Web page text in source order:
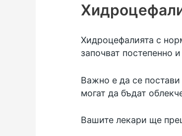
Хидроцефалията с
започват постепенно
Важно е да се
могат да бъдат
Вашите лекари ще